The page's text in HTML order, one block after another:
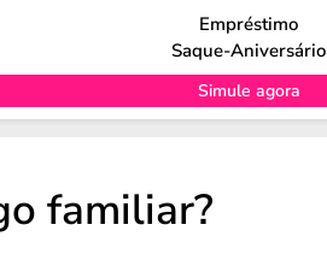
Empréstimo
Saque-Aniversário
Simule agora
familiar?